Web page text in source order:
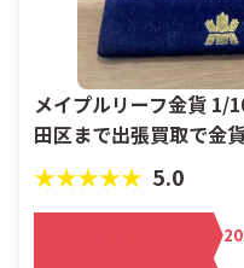
メイプルリーフ金貨 1/
田区まで出張買取で金
★★★★★ 5.0